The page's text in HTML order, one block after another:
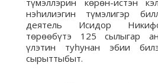
түмэллэрин көрөн-истэн
нэһилиэгин түмэлигэр
деятель Исидор
төрөөбүтэ 125 сылыгар
үлэтин туһунан эбии
сырыттыбыт.